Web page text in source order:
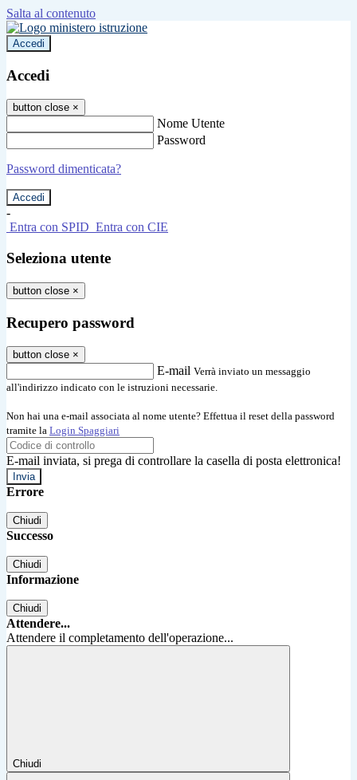
Salta al contenuto
Accedi
Accedi
button close ×
Nome Utente
Password
Password dimenticata?
-
Entra con SPID Entra con CIE
Seleziona utente
button close ×
Recupero password
button close ×
E-mail Verrà inviato un messaggio
all'indirizzo indicato con le istruzioni necessarie.
Non hai una e-mail associata al nome utente? Effettua il reset della password
tramite la Login Spaggiari
E-mail inviata, si prega di controllare la casella di posta elettronica!
Errore
Chiudi
Successo
Chiudi
Informazione
Chiudi
Attendere...
Attendere il completamento dell'operazione...
Chiudi